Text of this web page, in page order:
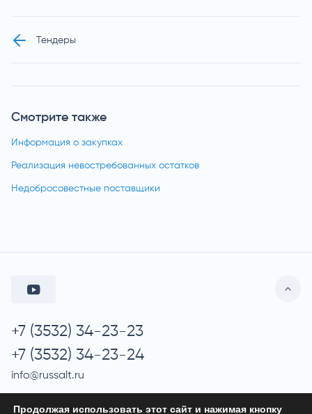
Смотрите также
Информация о закупках
Реализация невостребованных остатков
Недобросовестные поставщики
Тендеры
+7 (3532) 34-23-23
+7 (3532) 34-23-24
info@russalt.ru
Продолжая использовать этот сайт и нажимая кнопку